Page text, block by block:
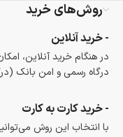
روش‌های خرید
- خرید آنلاین
در هنگام خرید آنلاین،
درگاه رسمی و امن بانک
- خرید کارت به کارت
با انتخاب این روش